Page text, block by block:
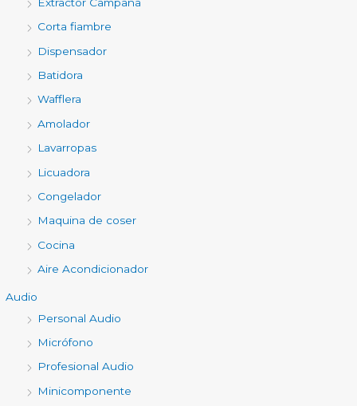
Corta fiambre
Dispensador
Batidora
Wafflera
Amolador
Lavarropas
Licuadora
Congelador
Maquina de coser
Cocina
Aire Acondicionador
Audio
Personal Audio
Micrófono
Profesional Audio
Minicomponente